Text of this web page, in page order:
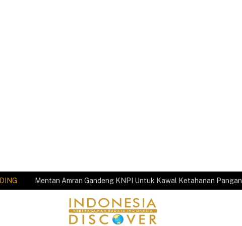
Mentan Amran Gandeng KNPI Untuk Kawal Ketahanan Pangan